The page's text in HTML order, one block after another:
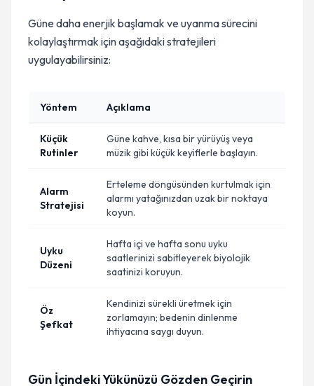
Güne daha enerjik başlamak ve uyanma sürecini
kolaylaştırmak için aşağıdaki stratejileri
uygulayabilirsiniz:
Yöntem Açıklama
Küçük
Rutinler
Güne kahve, kısa bir yürüyüş veya
müzik gibi küçük keyiflerle başlayın.
Alarm
Stratejisi
Erteleme döngüsünden kurtulmak için
alarmı yatağınızdan uzak bir noktaya
koyun.
Uyku
Düzeni
Hafta içi ve hafta sonu uyku
saatlerinizi sabitleyerek biyolojik
saatinizi koruyun.
Öz
Şefkat
Kendinizi sürekli üretmek için
zorlamayın; bedenin dinlenme
ihtiyacına saygı duyun.
Gün İçindeki Yükünüzü Gözden Geçirin